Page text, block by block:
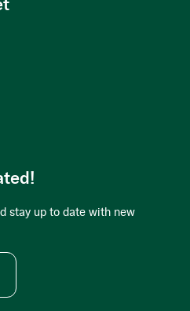
stay up to date with new